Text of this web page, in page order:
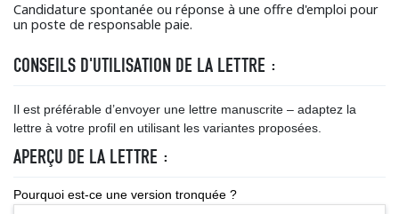
Candidature spontanée ou réponse à une offre d'emploi pour
un poste de responsable paie.
CONSEILS D'UTILISATION DE LA LETTRE :
Il est préférable d’envoyer une lettre manuscrite – adaptez la
lettre à votre profil en utilisant les variantes proposées.
APERÇU DE LA LETTRE :
Pourquoi est-ce une version tronquée ?